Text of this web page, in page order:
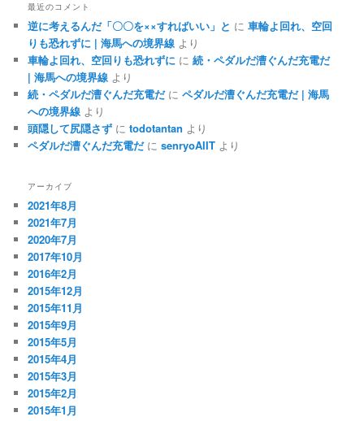
最近のコメント
逆に考えるんだ「〇〇を××すればいい」と に車輪よ回れ、空回
りも恐れずに | 海馬への境界線 より
車輪よ回れ、空回りも恐れずに に続・ペダルだ漕ぐんだ充電だ
| 海馬への境界線 より
続・ペダルだ漕ぐんだ充電だにペダルだ漕ぐんだ充電だ | 海馬
への境界線 より
頭隠して尻隠さず にtodotantan より
ペダルだ漕ぐんだ充電だにsenryoAIIT より
アーカイブ
2021年8月
2021年7月
2020年7月
2017年10月
2016年2月
2015年12月
2015年11月
2015年9月
2015年5月
2015年4月
2015年3月
2015年2月
2015年1月